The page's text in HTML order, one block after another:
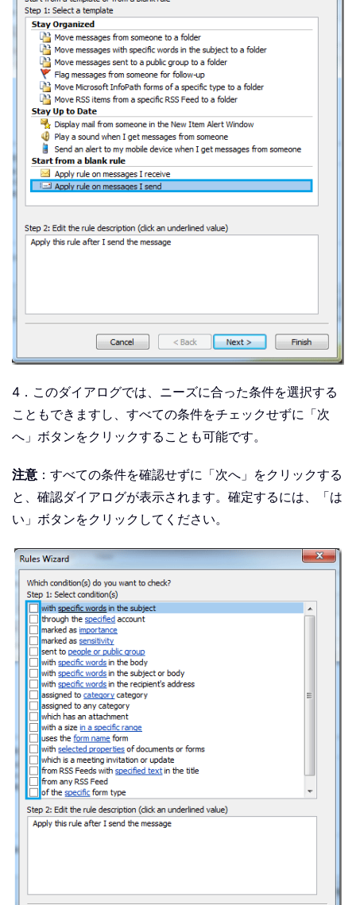
4．このダイアログでは、ニーズに合った条件を選択する
こともできますし、すべての条件をチェックせずに「次
へ」ボタンをクリックすることも可能です。
注意 ：すべての条件を確認せずに「次へ」をクリックする
と、確認ダイアログが表示されます。確定するには、「は
い」ボタンをクリックしてください。